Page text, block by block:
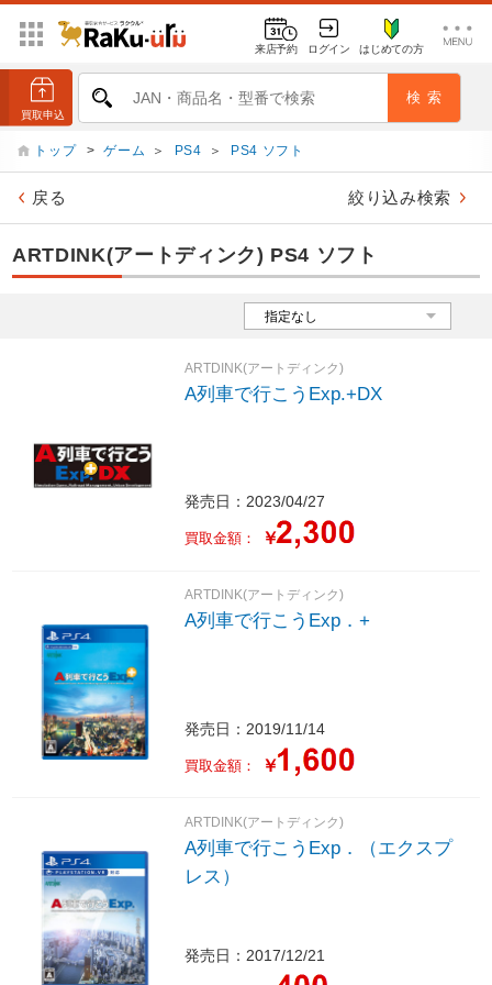
来店予約 ログイン はじめての方
トップ > ゲーム ＞ PS4 ＞ PS4 ソフト
戻る 絞り込み検索
ARTDINK(アートディンク) PS4 ソフト
ARTDINK(アートディンク)
A列車で行こうExp.+DX
発売日：2023/04/27
買取金額： ￥
ARTDINK(アートディンク)
A列車で行こうExp．+
発売日：2019/11/14
買取金額： ￥
ARTDINK(アートディンク)
A列車で行こうExp．（エクスプ
レス）
発売日：2017/12/21